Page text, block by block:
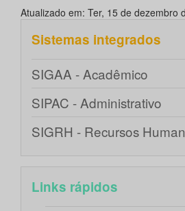
Atualizado em: Ter, 15 de dezembro
Sistemas integrados
SIGAA - Acadêmico
SIPAC - Administrativo
SIGRH - Recursos
Links rápidos